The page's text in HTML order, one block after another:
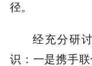
径。
经充分研
识：一是携手